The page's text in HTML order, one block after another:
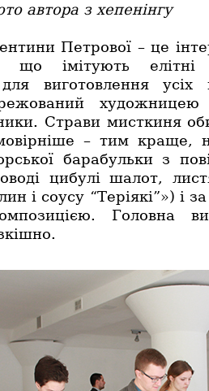
автора з хепенінгу
Петрової – це
що імітують елітні
виготовлення усіх
Страви мисткиня
– тим краще,
барабульки з
цибулі шалот,
і соусу “Теріякі”») і
Головна